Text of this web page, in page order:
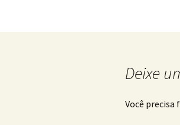
Deixe
Você precisa